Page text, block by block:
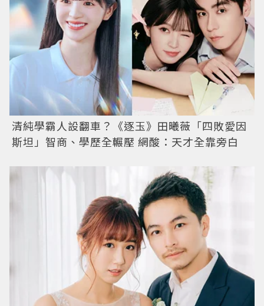
清純學霸人設翻車？《逐玉》田曦薇「四敗愛因
斯坦」智商、學歷全輾壓 網酸：天才全靠旁白